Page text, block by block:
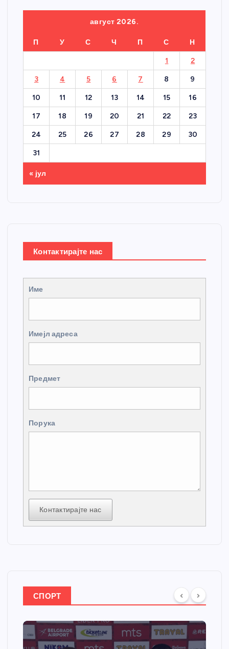
август 2026.
П У С Ч П С Н
1 2
3 4 5 6 7 8 9
10 11 12 13 14 15 16
17 18 19 20 21 22 23
24 25 26 27 28 29 30
31
« јул
Контактирајте нас
Име
Имејл адреса
Предмет
Порука
Контактирајте нас
СПОРТ